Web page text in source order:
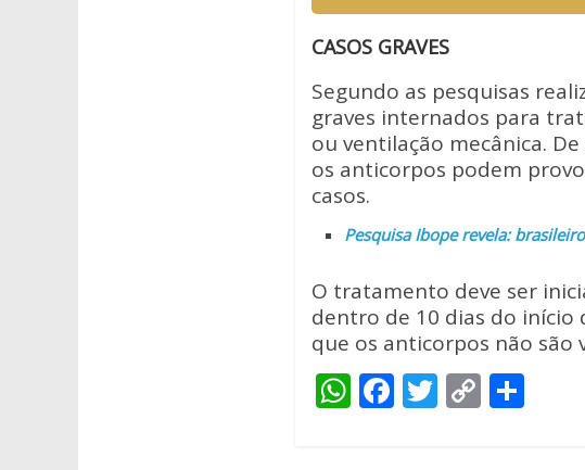
CASOS GRAVES
Segundo as pesquisas
graves internados para
ou ventilação mecânica.
os anticorpos podem
casos.
Pesquisa Ibope revela:
O tratamento deve ser
dentro de 10 dias do início
que os anticorpos não são
W F T C